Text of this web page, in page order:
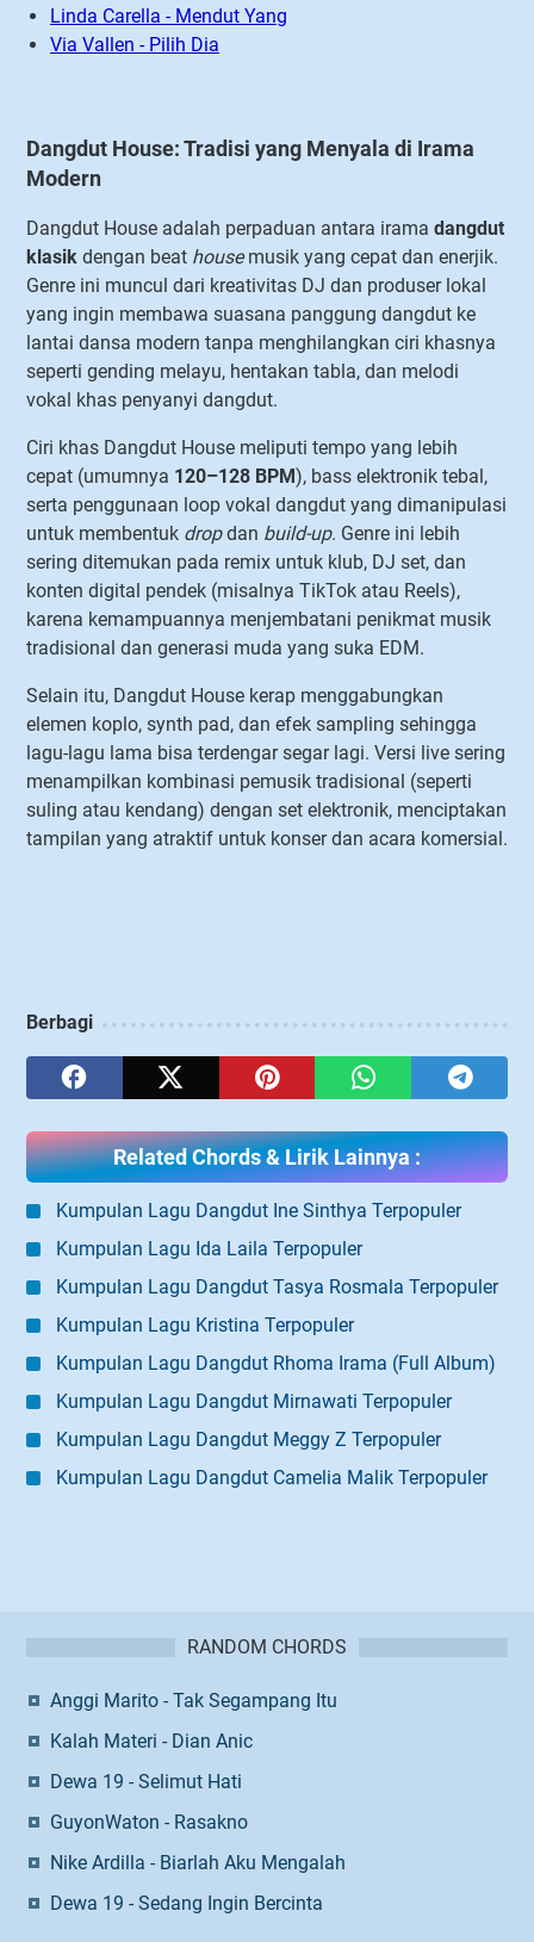
Linda Carella - Mendut Yang
Via Vallen - Pilih Dia
Dangdut House: Tradisi yang Menyala di Irama
Modern
Dangdut House adalah perpaduan antara irama dangdut
klasik dengan beat housemusik yang cepat dan enerjik.
Genre ini muncul dari kreativitas DJ dan produser lokal
yang ingin membawa suasana panggung dangdut ke
lantai dansa modern tanpa menghilangkan ciri khasnya
seperti gending melayu, hentakan tabla, dan melodi
vokal khas penyanyi dangdut.
Ciri khas Dangdut House meliputi tempo yang lebih
cepat (umumnya 120–128 BPM), bass elektronik tebal,
serta penggunaan loop vokal dangdut yang dimanipulasi
untuk membentuk dropdan build-up. Genre ini lebih
sering ditemukan pada remix untuk klub, DJ set, dan
konten digital pendek (misalnya TikTok atau Reels),
karena kemampuannya menjembatani penikmat musik
tradisional dan generasi muda yang suka EDM.
Selain itu, Dangdut House kerap menggabungkan
elemen koplo, synth pad, dan efek sampling sehingga
lagu-lagu lama bisa terdengar segar lagi. Versi live sering
menampilkan kombinasi pemusik tradisional (seperti
suling atau kendang) dengan set elektronik, menciptakan
tampilan yang atraktif untuk konser dan acara komersial.
Berbagi
Related Chords & Lirik Lainnya :
Kumpulan Lagu Dangdut Ine Sinthya Terpopuler
Kumpulan Lagu Ida Laila Terpopuler
Kumpulan Lagu Dangdut Tasya Rosmala Terpopuler
Kumpulan Lagu Kristina Terpopuler
Kumpulan Lagu Dangdut Rhoma Irama (Full Album)
Kumpulan Lagu Dangdut Mirnawati Terpopuler
Kumpulan Lagu Dangdut Meggy Z Terpopuler
Kumpulan Lagu Dangdut Camelia Malik Terpopuler
RANDOM CHORDS
Anggi Marito - Tak Segampang Itu
Kalah Materi - Dian Anic
Dewa 19 - Selimut Hati
GuyonWaton - Rasakno
Nike Ardilla - Biarlah Aku Mengalah
Dewa 19 - Sedang Ingin Bercinta